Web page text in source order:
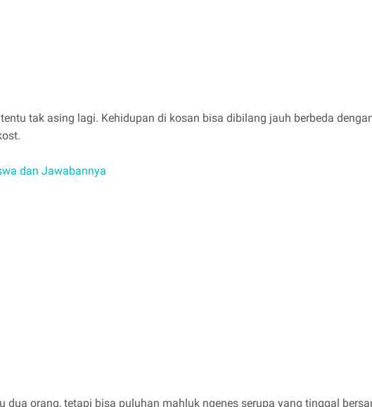
tak asing lagi. Kehidupan di kosan bisa dibilang jauh berbeda
dan Jawabannya
orang, tetapi bisa puluhan mahluk ngenes serupa yang tinggal